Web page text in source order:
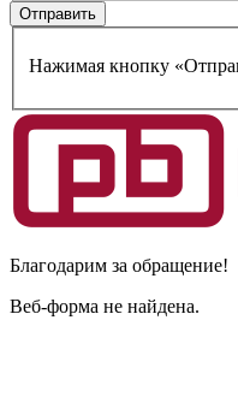
Нажимая кнопку
Благодарим за обращение!
Веб-форма не найдена.